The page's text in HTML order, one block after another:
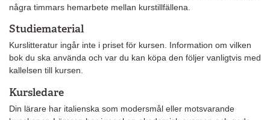
några timmars hemarbete mellan kurstillfällena.
Studiematerial
Kurslitteratur ingår inte i priset för kursen. Information om vilken
bok du ska använda och var du kan köpa den följer vanligtvis med
kallelsen till kursen.
Kursledare
Din lärare har italienska som modersmål eller motsvarande